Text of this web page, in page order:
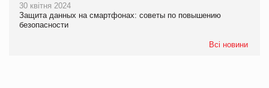
30 квітня 2024
Защита данных на смартфонах: советы по повышению
безопасности
Всі новини